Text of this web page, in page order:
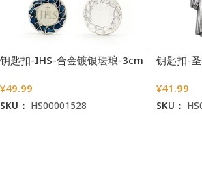
钥匙扣-IHS-合金镀银珐琅-3cm
¥49.99
SKU： HS00001528
钥匙扣-
¥41.99
SKU：